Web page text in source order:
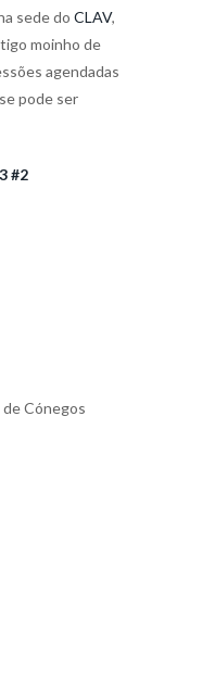
sede do CLAV,
moinho de
agendadas
pode ser
#2
Cónegos